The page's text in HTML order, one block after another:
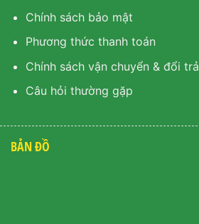
Chính sách bảo mật
Phương thức thanh toán
Chính sách vận chuyển & đổi trả
Câu hỏi thường gặp
BẢN ĐỒ